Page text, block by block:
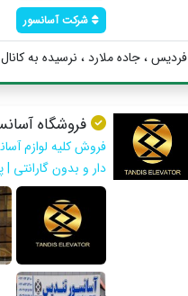
شرکت آسانسور
فردیس ، جاده ملارد ، نرسیده به
فروشگاه
فروش کلیه لوازم
دار و بدون گارانتی |